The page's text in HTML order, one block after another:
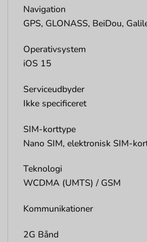
Navigation
GPS, GLONASS, BeiDou,
Operativsystem
iOS 15
Serviceudbyder
Ikke specificeret
SIM-korttype
Nano SIM, elektronisk SIM-
Teknologi
WCDMA (UMTS) / GSM
Kommunikationer
2G Bånd